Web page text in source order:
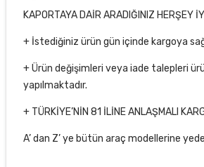
KAPORTAYA DAİR ARADIĞINIZ HERŞEY
+ İstediğiniz ürün gün içinde kargoya
+ Ürün değişimleri veya iade talepleri
yapılmaktadır.
+ TÜRKİYE’NİN 81 İLİNE ANLAŞMALI
A’ dan Z’ ye bütün araç modellerine